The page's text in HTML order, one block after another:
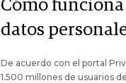
Cómo
datos
De acuerdo con el portal
1.500 millones de usuarios